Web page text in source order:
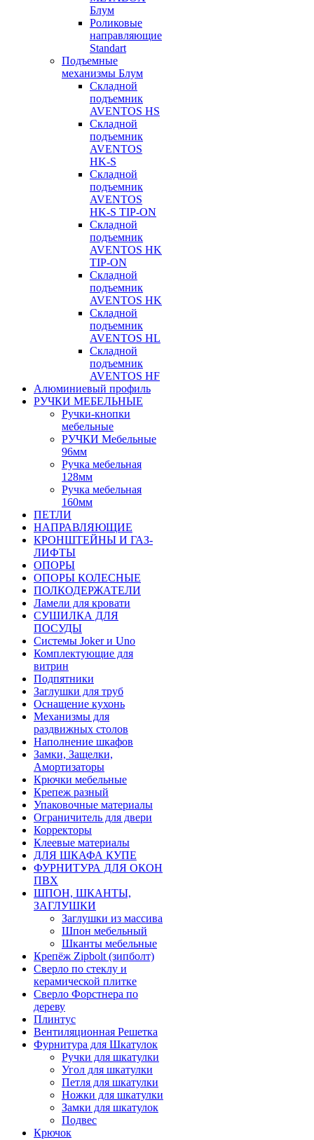
Блум
Роликовые
направляющие
Standart
Подъемные
механизмы Блум
Складной
подъемник
AVENTOS HS
Складной
подъемник
AVENTOS
HK-S
Складной
подъемник
AVENTOS
HK-S TIP-ON
Складной
подъемник
AVENTOS HK
TIP-ON
Складной
подъемник
AVENTOS HK
Складной
подъемник
AVENTOS HL
Складной
подъемник
AVENTOS HF
Алюминиевый профиль
РУЧКИ МЕБЕЛЬНЫЕ
Ручки-кнопки
мебельные
РУЧКИ Мебельные
96мм
Ручка мебельная
128мм
Ручка мебельная
160мм
ПЕТЛИ
НАПРАВЛЯЮЩИЕ
КРОНШТЕЙНЫ И ГАЗ-
ЛИФТЫ
ОПОРЫ
ОПОРЫ КОЛЕСНЫЕ
ПОЛКОДЕРЖАТЕЛИ
Ламели для кровати
СУШИЛКА ДЛЯ
ПОСУДЫ
Системы Joker и Uno
Комплектующие для
витрин
Подпятники
Заглушки для труб
Оснащение кухонь
Механизмы для
раздвижных столов
Наполнение шкафов
Замки, Защелки,
Амортизаторы
Крючки мебельные
Крепеж разный
Упаковочные материалы
Ограничитель для двери
Корректоры
Клеевые материалы
ДЛЯ ШКАФА КУПЕ
ФУРНИТУРА ДЛЯ ОКОН
ПВХ
ШПОН, ШКАНТЫ,
ЗАГЛУШКИ
Заглушки из массива
Шпон мебельный
Шканты мебельные
Крепёж Zipbolt (зипболт)
Сверло по стеклу и
керамической плитке
Сверло Форстнера по
дереву
Плинтус
Вентиляционная Решетка
Фурнитура для Шкатулок
Ручки для шкатулки
Угол для шкатулки
Петля для шкатулки
Ножки для шкатулки
Замки для шкатулок
Подвес
Крючок